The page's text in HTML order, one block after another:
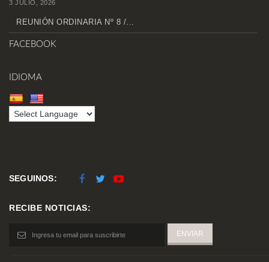
3 JULIO, 2026
REUNIÓN ORDINARIA Nº 8 /...
FACEBOOK
IDIOMA
SEGUINOS:
RECIBE NOTICIAS: